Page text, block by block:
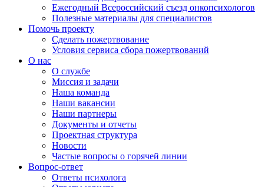
Ежегодный Всероссийский cъезд онкопсихологов
Полезные материалы для специалистов
Помочь проекту
Сделать пожертвование
Условия сервиса сбора пожертвований
О нас
О службе
Миссия и задачи
Наша команда
Наши вакансии
Наши партнеры
Документы и отчеты
Проектная структура
Новости
Частые вопросы о горячей линии
Вопрос-ответ
Ответы психолога